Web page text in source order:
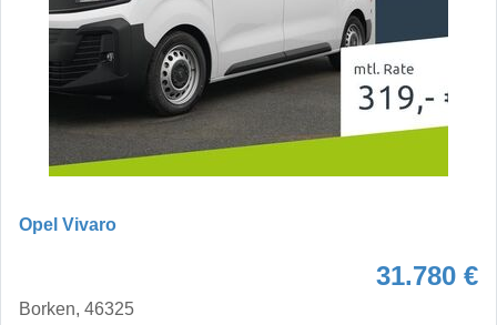
Opel Vivaro
31.780 €
Borken, 46325